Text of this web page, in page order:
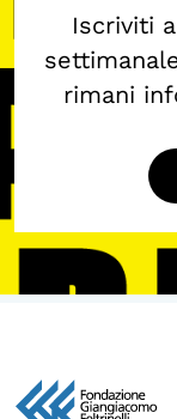
Iscriviti
rimani